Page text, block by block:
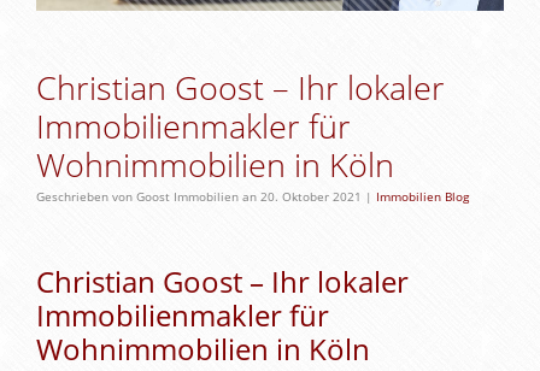
Christian Goost – Ihr lokaler
Immobilienmakler für
Wohnimmobilien in Köln
Geschrieben von Goost Immobilien an 20. Oktober 2021 | Immobilien Blog
Christian Goost – Ihr lokaler
Immobilienmakler für
Wohnimmobilien in Köln